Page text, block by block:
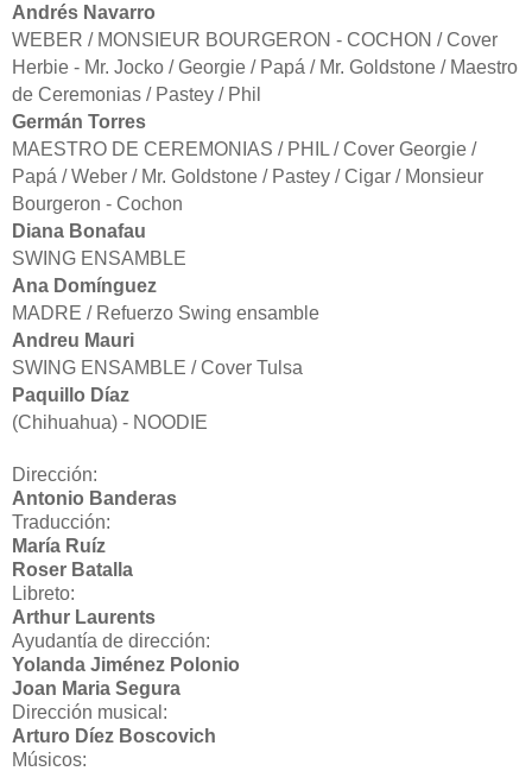
Andrés Navarro
WEBER / MONSIEUR BOURGERON - COCHON / Cover
Herbie - Mr. Jocko / Georgie / Papá / Mr. Goldstone / Maestro
de Ceremonias / Pastey / Phil
Germán Torres
MAESTRO DE CEREMONIAS / PHIL / Cover Georgie /
Papá / Weber / Mr. Goldstone / Pastey / Cigar / Monsieur
Bourgeron - Cochon
Diana Bonafau
SWING ENSAMBLE
Ana Domínguez
MADRE / Refuerzo Swing ensamble
Andreu Mauri
SWING ENSAMBLE / Cover Tulsa
Paquillo Díaz
(Chihuahua) - NOODIE
Dirección:
Antonio Banderas
Traducción:
María Ruíz
Roser Batalla
Libreto:
Arthur Laurents
Ayudantía de dirección:
Yolanda Jiménez Polonio
Joan Maria Segura
Dirección musical:
Arturo Díez Boscovich
Músicos: